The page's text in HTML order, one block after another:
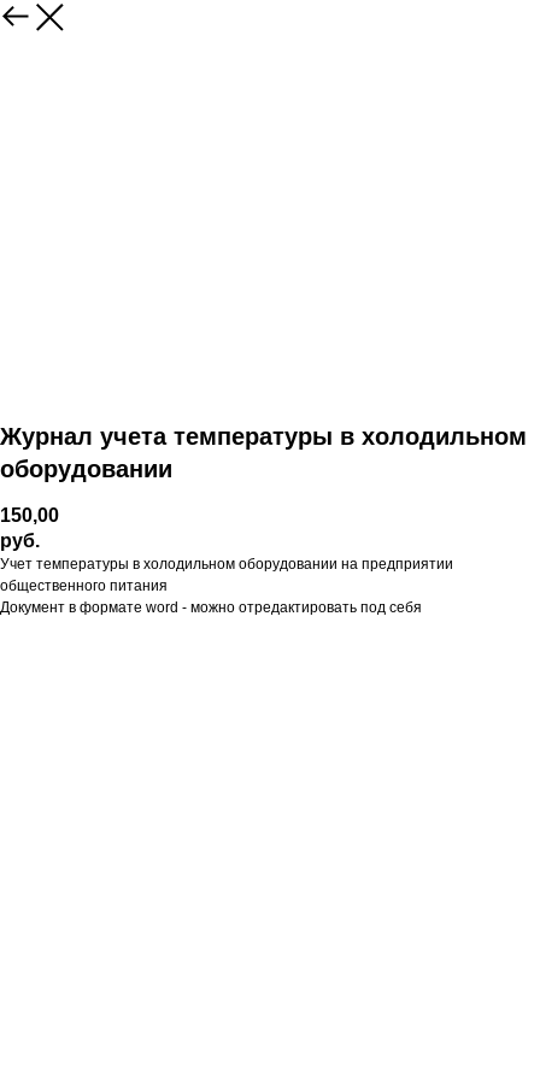
Журнал учета температуры в холодильном
оборудовании
150,00
руб.
Учет температуры в холодильном оборудовании на предприятии
общественного питания
Документ в формате word - можно отредактировать под себя